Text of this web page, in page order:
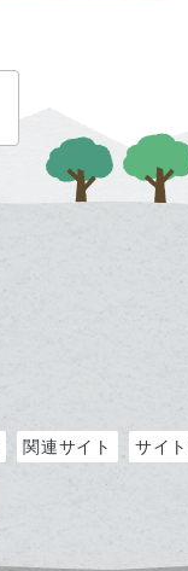
関連サイト サイ